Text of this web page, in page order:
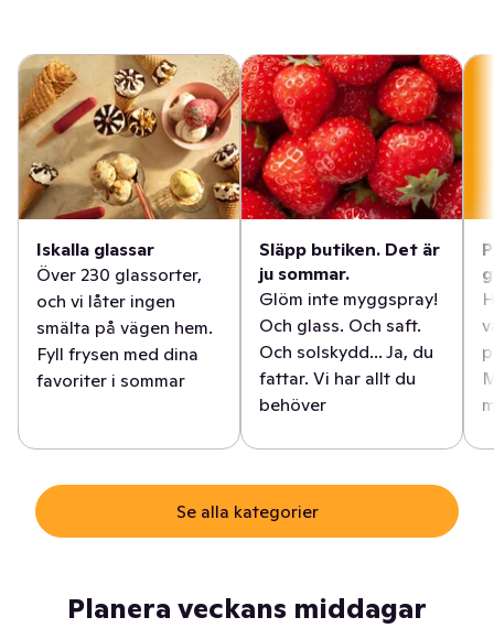
Iskalla glassar
Över 230 glassorter,
och vi låter ingen
smälta på vägen hem.
Fyll frysen med dina
favoriter i sommar
Släpp butiken. Det är
ju sommar.
Glöm inte myggspray!
Och glass. Och saft.
Och solskydd... Ja, du
fattar. Vi har allt du
behöver
Se alla kategorier
Planera veckans middagar